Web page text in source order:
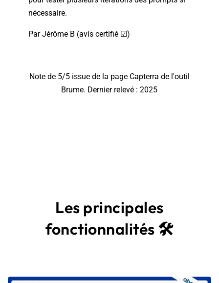
nécessaire.
Par Jérôme B (avis certifié ☑)
Note de 5/5 issue de la page Capterra de l'outil
Brume. Dernier relevé : 2025
Les principales
fonctionnalités 🛠️